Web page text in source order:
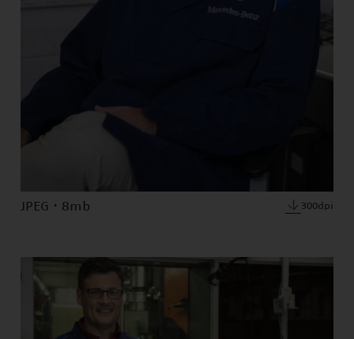
JPEG · 8mb 300dpi